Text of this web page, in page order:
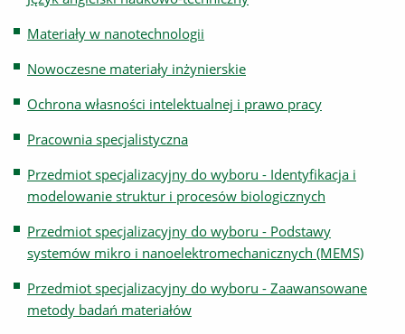
Materiały w nanotechnologii
Nowoczesne materiały inżynierskie
Ochrona własności intelektualnej i prawo pracy
Pracownia specjalistyczna
Przedmiot specjalizacyjny do wyboru - Identyfikacja i
modelowanie struktur i procesów biologicznych
Przedmiot specjalizacyjny do wyboru - Podstawy
systemów mikro i nanoelektromechanicznych (MEMS)
Przedmiot specjalizacyjny do wyboru - Zaawansowane
metody badań materiałów